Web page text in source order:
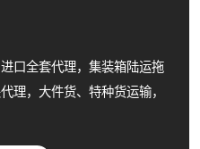
口全套代理，集装箱陆运拖
理，大件货、特种货运输，